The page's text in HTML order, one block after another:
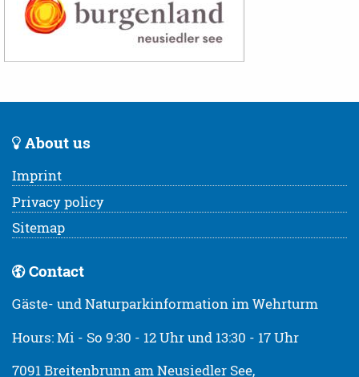
About us
Imprint
Privacy policy
Sitemap
Contact
Gäste- und Naturparkinformation im Wehrturm
Hours: Mi - So 9:30 - 12 Uhr und 13:30 - 17 Uhr
7091 Breitenbrunn am Neusiedler See,